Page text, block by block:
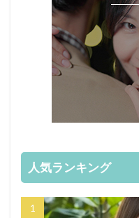
人気ランキング